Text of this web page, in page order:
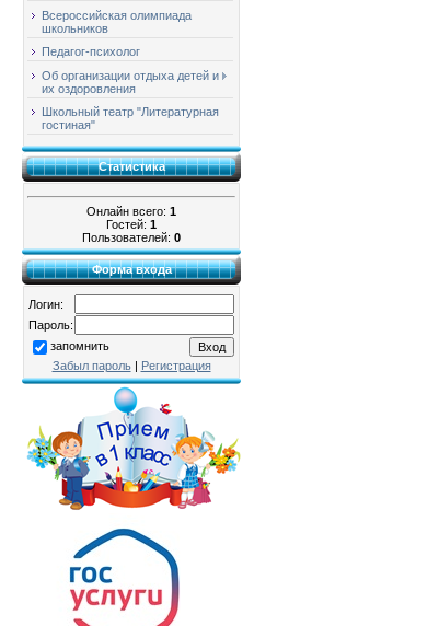
Всероссийская олимпиада
школьников
Педагог-психолог
Об организации отдыха детей и
их оздоровления
Школьный театр "Литературная
гостиная"
Статистика
Онлайн всего: 1
Гостей: 1
Пользователей: 0
Форма входа
Логин:
Пароль:
запомнить
Забыл пароль| Регистрация